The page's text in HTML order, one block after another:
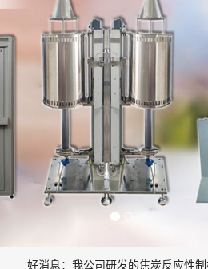
好消息：我公司研发的焦炭反应性制